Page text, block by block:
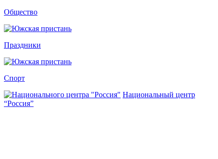
Общество
Праздники
Спорт
Национальный центр
“Россия”